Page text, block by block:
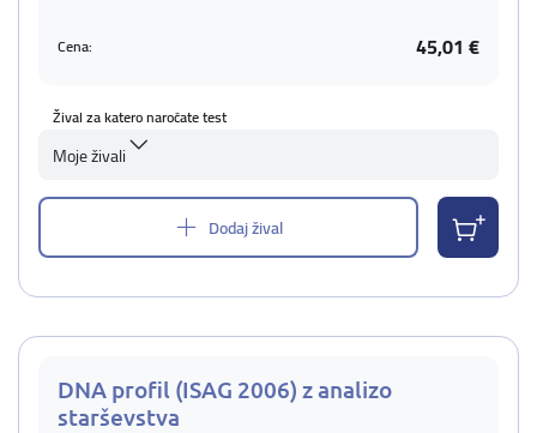
Cena: 45,01 €
Žival za katero naročate test
Moje živali
Dodaj žival
DNA profil (ISAG 2006) z analizo
starševstva